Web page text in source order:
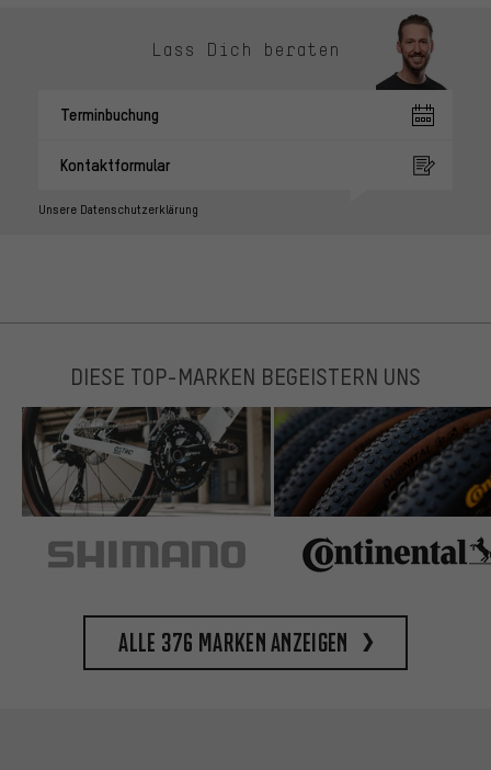
Lass Dich beraten
Terminbuchung
Kontaktformular
Unsere Datenschutzerklärung
DIESE TOP-MARKEN BEGEISTERN UNS
Alle 376 Marken anzeigen